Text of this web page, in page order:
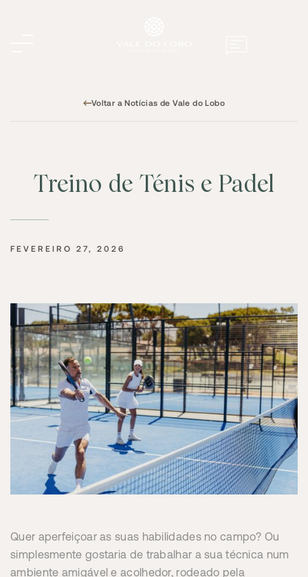
Voltar a Notícias de Vale do Lobo
Treino de Ténis e Padel
FEVEREIRO 27, 2026
Quer aperfeiçoar as suas habilidades no campo? Ou
simplesmente gostaria de trabalhar a sua técnica num
ambiente amigável e acolhedor, rodeado pela